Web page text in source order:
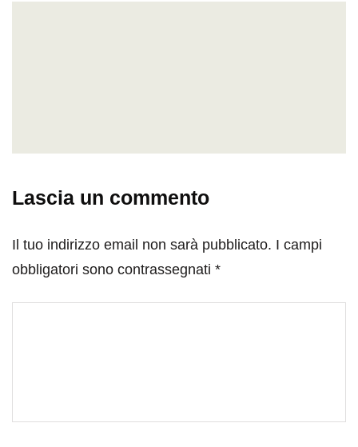
Lascia un commento
Il tuo indirizzo email non sarà pubblicato. I campi
obbligatori sono contrassegnati *